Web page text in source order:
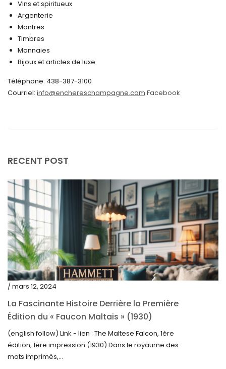
septembre 2024
août 2024
mai 2024
avril 2024
octobre 2023
septembre 2023
août 2023
juillet 2023
juin 2023
mai 2023
avril 2023
mars 2023
février 2023
janvier 2023
Vins et spiritueux
Argenterie
Montres
Timbres
Monnaies
Bijoux et articles de luxe
Téléphone: 438-387-3100
Courriel: info@enchereschampagne.com Facebook
RECENT POST
/ mars 12, 2024
La Fascinante Histoire Derrière la Première
Édition du « Faucon Maltais » (1930)
(english follow) Link - lien : The Maltese Falcon, 1ère
édition, 1ère impression (1930) Dans le royaume des
mots imprimés,...